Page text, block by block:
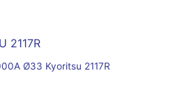
Ø33 Kyoritsu 2117R